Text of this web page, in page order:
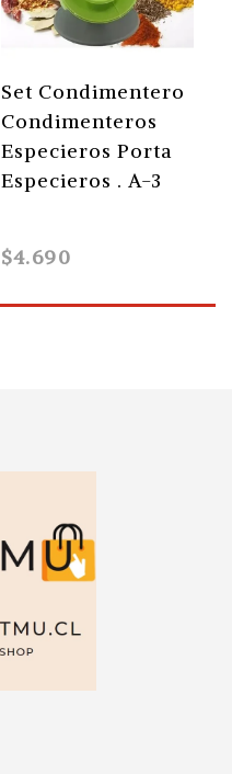
Set Condimentero
Condimenteros
Especieros Porta
Especieros . A-3
$4.690